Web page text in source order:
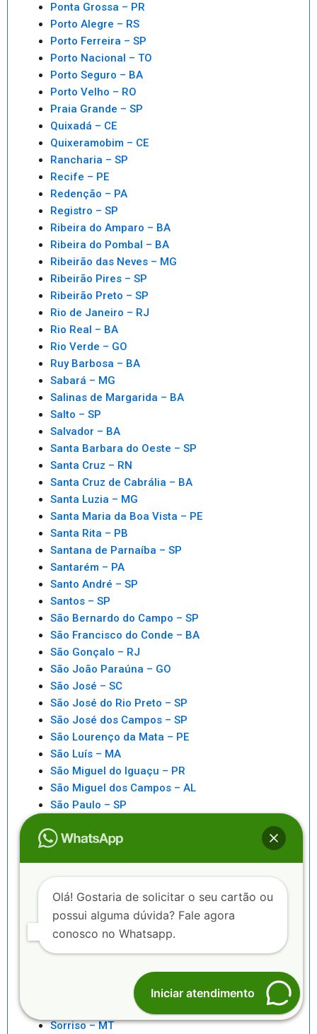
Ponta Grossa – PR
Porto Alegre – RS
Porto Ferreira – SP
Porto Nacional – TO
Porto Seguro – BA
Porto Velho – RO
Praia Grande – SP
Quixadá – CE
Quixeramobim – CE
Rancharia – SP
Recife – PE
Redenção – PA
Registro – SP
Ribeira do Amparo – BA
Ribeira do Pombal – BA
Ribeirão das Neves – MG
Ribeirão Pires – SP
Ribeirão Preto – SP
Rio de Janeiro – RJ
Rio Real – BA
Rio Verde – GO
Ruy Barbosa – BA
Sabará – MG
Salinas de Margarida – BA
Salto – SP
Salvador – BA
Santa Barbara do Oeste – SP
Santa Cruz – RN
Santa Cruz de Cabrália – BA
Santa Luzia – MG
Santa Maria da Boa Vista – PE
Santa Rita – PB
Santana de Parnaíba – SP
Santarém – PA
Santo André – SP
Santos – SP
São Bernardo do Campo – SP
São Francisco do Conde – BA
São Gonçalo – RJ
São João Paraúna – GO
São José – SC
São José do Rio Preto – SP
São José dos Campos – SP
São Lourenço da Mata – PE
São Luís – MA
São Miguel do Iguaçu – PR
São Miguel dos Campos – AL
São Paulo – SP
São Sebastiao – SP
Senhor do Bonfim – BA
Serra – ES
Serrinha – BA
Sete Lagoas – MG
Sorriso – MT
Olá! Gostaria de solicitar o seu cartão ou
possui alguma dúvida? Fale agora
conosco no Whatsapp.
Iniciar atendimento